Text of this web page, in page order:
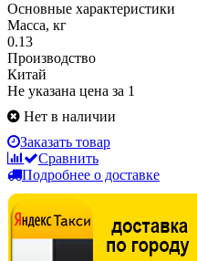
Основные характеристики
Масса, кг
0.13
Производство
Китай
Не указана цена за 1
Нет в наличии
Заказать товар
Сравнить
Подробнее о доставке